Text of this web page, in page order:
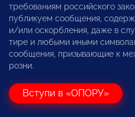
требованиям российского
публикуем сообщения,
и/или оскорбления, даже в
тире и любыми иными
сообщения, призывающие к
розни.
Вступи в «ОПОРУ»